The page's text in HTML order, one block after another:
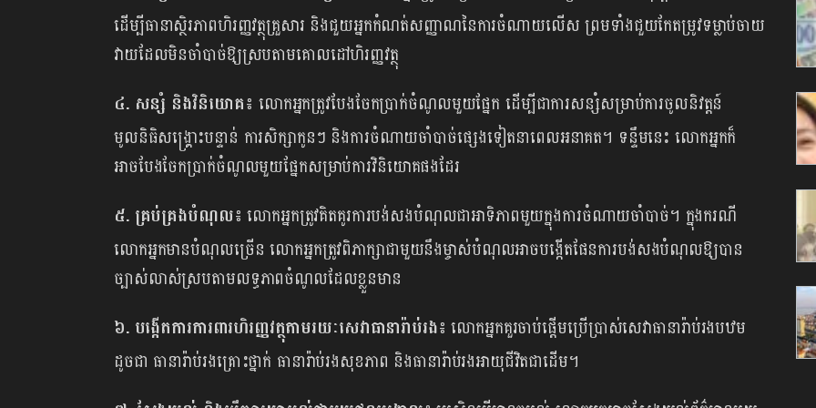
ដើម្បីធានាស្ថិរភាពហិរញ្ញវត្ថុគ្រួសារ និងជួយអ្នកកំណត់សញ្ញាណនៃការចំណាយលើស ព្រមទាំងជួយកែតម្រូវទម្លាប់ចាយ
វាយដែលមិនចាំបាច់ឱ្យស្របតាមគោលដៅហិរញ្ញវត្ថុ
៤. សន្សំ និងវិនិយោគ៖ លោកអ្នកត្រូវបែងចែកប្រាក់ចំណូលមួយផ្នែក ដើម្បីជាការសន្សំសម្រាប់ការចូលនិវត្តន៍
មូលនិធិសង្គ្រោះបន្ទាន់ ការសិក្សាកូនៗ និងការចំណាយចាំបាច់ផ្សេងទៀតនាពេលអនាគត។ ទន្ទឹមនេះ លោកអ្នកក៏
អាចបែងចែកប្រាក់ចំណូលមួយផ្នែកសម្រាប់ការវិនិយោគផងដែរ
៥. គ្រប់គ្រងបំណុល៖លោកអ្នកត្រូវគិតគូរការបង់សងបំណុលជាអាទិភាពមួយក្នុងការចំណាយចាំបាច់។ ក្នុងករណី
លោកអ្នកមានបំណុលច្រើន លោកអ្នកត្រូវពិភាក្សាជាមួយនឹងម្ចាស់បំណុលអាចបង្កើតផែនការបង់សងបំណុលឱ្យបាន
ច្បាស់លាស់ស្របតាមលទ្ធភាពចំណូលដែលខ្លួនមាន
៦. បង្កើតការការពារហិរញ្ញវត្ថុតាមរយៈសេវាធានារ៉ាប់រង៖ លោកអ្នកគួរចាប់ផ្តើមប្រើប្រាស់សេវាធានារ៉ាប់រងបឋម
ដូចជា ធានារ៉ាប់រងគ្រោះថ្នាក់ ធានារ៉ាប់រងសុខភាព និងធានារ៉ាប់រងអាយុជីវិតជាដើម។